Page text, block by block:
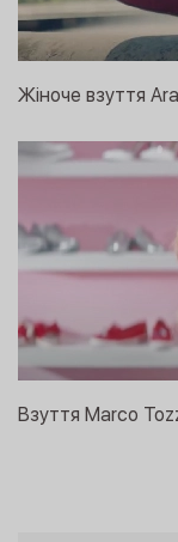
Жіноче взуття Ara
Взуття Marco